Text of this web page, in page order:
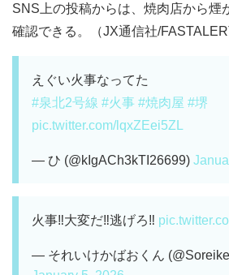
SNS上の投稿からは、焼肉店から煙
確認できる。（JX通信社/
えぐい火事なってた
#泉北2号線 #火事 #焼肉屋 #堺
pic.twitter.com/lqxZEei5ZL
— ひ (@kIgACh3kTI26699)
火事‼️大変だ‼️逃げろ‼️
— それいけかばおくん